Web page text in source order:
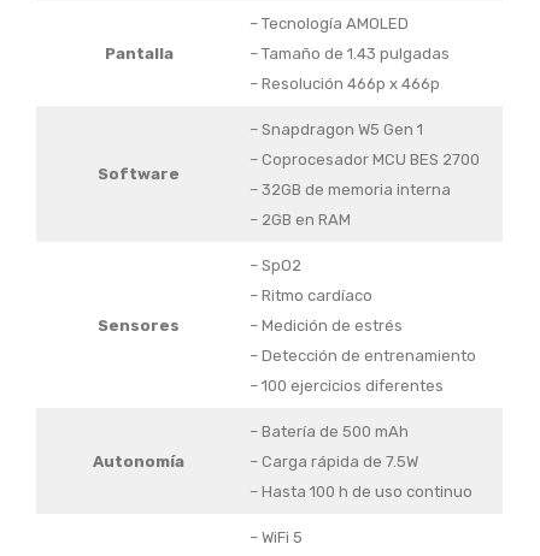
Pantalla
– Tecnología AMOLED
– Tamaño de 1.43 pulgadas
– Resolución 466p x 466p
Software
– Snapdragon W5 Gen 1
– Coprocesador MCU BES 2700
– 32GB de memoria interna
– 2GB en RAM
Sensores
– SpO2
– Ritmo cardíaco
– Medición de estrés
– Detección de entrenamiento
– 100 ejercicios diferentes
Autonomía
– Batería de 500 mAh
– Carga rápida de 7.5W
– Hasta 100 h de uso continuo
– WiFi 5